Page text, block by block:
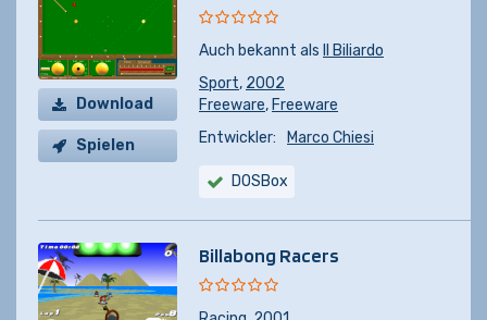
Download
Spielen
Auch bekannt als
Il Biliardo
Sport, 2002
Freeware, Freeware
Entwickler:
Marco Chiesi
DOSBox
Billabong Racers